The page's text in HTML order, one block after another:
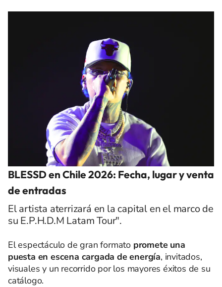
BLESSD en Chile 2026: Fecha, lugar y venta
de entradas
El artista aterrizará en la capital en el marco de
su E.P.H.D.M Latam Tour".
El espectáculo de gran formato promete una
puesta en escena cargada de energía, invitados,
visuales y un recorrido por los mayores éxitos de su
catálogo.